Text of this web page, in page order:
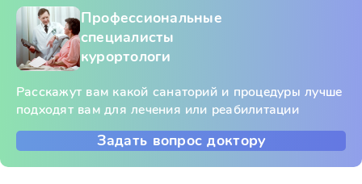
Профессиональные
специалисты
курортологи
Расскажут вам какой санаторий и процедуры лучше
подходят вам для лечения или реабилитации
Задать вопрос доктору